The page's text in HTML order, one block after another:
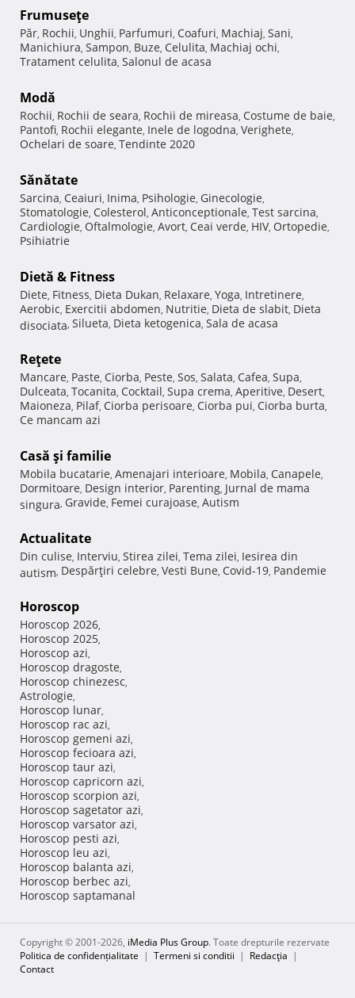
Frumuseţe
Păr, Rochii, Unghii, Parfumuri, Coafuri, Machiaj, Sani,
Manichiura, Sampon, Buze, Celulita, Machiaj ochi,
Tratament celulita, Salonul de acasa
Modă
Rochii, Rochii de seara, Rochii de mireasa, Costume de baie,
Pantofi, Rochii elegante, Inele de logodna, Verighete,
Ochelari de soare, Tendinte 2020
Sănătate
Sarcina, Ceaiuri, Inima, Psihologie, Ginecologie,
Stomatologie, Colesterol, Anticonceptionale, Test sarcina,
Cardiologie, Oftalmologie, Avort, Ceai verde, HIV, Ortopedie,
Psihiatrie
Dietă & Fitness
Diete, Fitness, Dieta Dukan, Relaxare, Yoga, Intretinere,
Aerobic, Exercitii abdomen, Nutritie, Dieta de slabit, Dieta
disociata, Silueta, Dieta ketogenica, Sala de acasa
Reţete
Mancare, Paste, Ciorba, Peste, Sos, Salata, Cafea, Supa,
Dulceata, Tocanita, Cocktail, Supa crema, Aperitive, Desert,
Maioneza, Pilaf, Ciorba perisoare, Ciorba pui, Ciorba burta,
Ce mancam azi
Casă şi familie
Mobila bucatarie, Amenajari interioare, Mobila, Canapele,
Dormitoare, Design interior, Parenting, Jurnal de mama
singura, Gravide, Femei curajoase, Autism
Actualitate
Din culise, Interviu, Stirea zilei, Tema zilei, Iesirea din
autism, Despărţiri celebre, Vesti Bune, Covid-19, Pandemie
Horoscop
Horoscop 2026,
Horoscop 2025,
Horoscop azi,
Horoscop dragoste,
Horoscop chinezesc,
Astrologie,
Horoscop lunar,
Horoscop rac azi,
Horoscop gemeni azi,
Horoscop fecioara azi,
Horoscop taur azi,
Horoscop capricorn azi,
Horoscop scorpion azi,
Horoscop sagetator azi,
Horoscop varsator azi,
Horoscop pesti azi,
Horoscop leu azi,
Horoscop balanta azi,
Horoscop berbec azi,
Horoscop saptamanal
Copyright © 2001-2026, iMedia Plus Group. Toate drepturile rezervate
Politica de confidențialitate | Termeni si conditii | Redacţia |
Contact